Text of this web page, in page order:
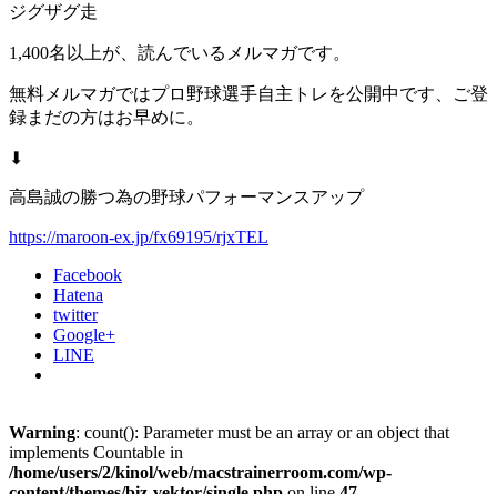
ジグザグ走
1,400名以上が、読んでいるメルマガです。
無料メルマガではプロ野球選手自主トレを公開中です、ご登
録まだの方はお早めに。
⬇︎
高島誠の勝つ為の野球パフォーマンスアップ
https://maroon-ex.jp/fx69195/rjxTEL
Facebook
Hatena
twitter
Google+
LINE
Warning: count(): Parameter must be an array or an object that
implements Countable in
/home/users/2/kinol/web/macstrainerroom.com/wp-